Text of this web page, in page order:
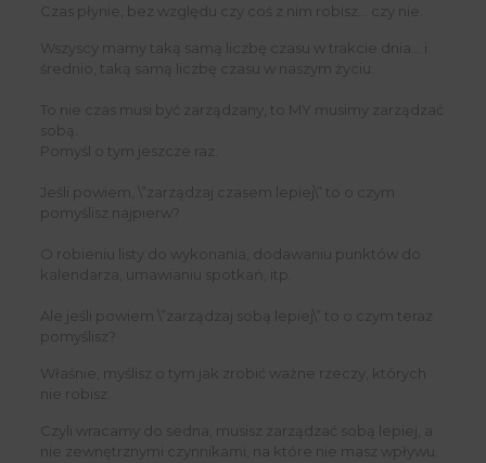
Czas płynie, bez względu czy coś z nim robisz… czy nie.
Wszyscy mamy taką samą liczbę czasu w trakcie dnia… i
średnio, taką samą liczbę czasu w naszym życiu.
To nie czas musi być zarządzany, to MY musimy zarządzać
sobą.
Pomyśl o tym jeszcze raz.
Jeśli powiem, \”zarządzaj czasem lepiej\” to o czym
pomyślisz najpierw?
O robieniu listy do wykonania, dodawaniu punktów do
kalendarza, umawianiu spotkań, itp.
Ale jeśli powiem \”zarządzaj sobą lepiej\” to o czym teraz
pomyślisz?
Właśnie, myślisz o tym jak zrobić ważne rzeczy, których
nie robisz.
Czyli wracamy do sedna, musisz zarządzać sobą lepiej, a
nie zewnętrznymi czynnikami, na które nie masz wpływu.